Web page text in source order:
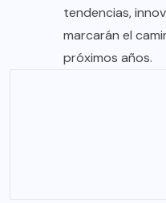
tendencias,
marcarán el
próximos años.